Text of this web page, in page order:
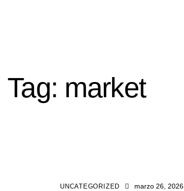
Tag: market
UNCATEGORIZED marzo 26, 2026